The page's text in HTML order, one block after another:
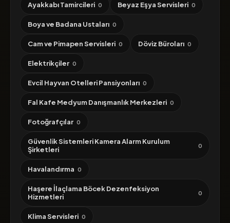
Ayakkabı Tamircileri 0 Beyaz Eşya Servisleri 0
Boya ve Badana Ustaları 0
Cam ve Pimapen Servisleri 0 Döviz Büroları 0
Elektrikçiler 0
Evcil Hayvan Otelleri Pansiyonları 0
Fal Kafe Medyum Danışmanlık Merkezleri 0
Fotoğrafçılar 0
Güvenlik Sistemleri Kamera Alarm Kurulum
Şirketleri
0
Havalandırma 0
Haşere İlaçlama Böcek Dezenfeksiyon
Hizmetleri
0
Klima Servisleri 0